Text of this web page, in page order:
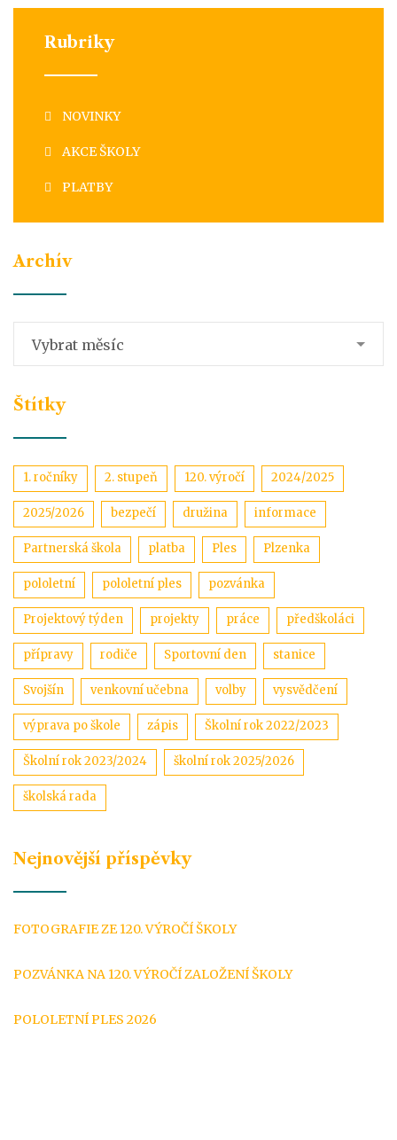
Rubriky
NOVINKY
AKCE ŠKOLY
PLATBY
Archív
Vybrat měsíc
Štítky
1. ročníky 2. stupeň 120. výročí 2024/2025
2025/2026 bezpečí družina informace
Partnerská škola platba Ples Plzenka
pololetní pololetní ples pozvánka
Projektový týden projekty práce předškoláci
přípravy rodiče Sportovní den stanice
Svojšín venkovní učebna volby vysvědčení
výprava po škole zápis Školní rok 2022/2023
Školní rok 2023/2024 školní rok 2025/2026
školská rada
Nejnovější příspěvky
FOTOGRAFIE ZE 120. VÝROČÍ ŠKOLY
POZVÁNKA NA 120. VÝROČÍ ZALOŽENÍ ŠKOLY
POLOLETNÍ PLES 2026